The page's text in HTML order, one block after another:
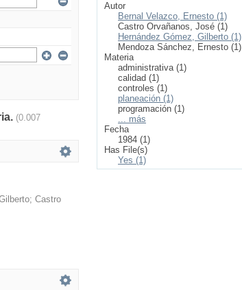
(0.007
; Castro
Autor
Bernal Velazco, Ernesto (1)
Castro Orvañanos, José (1)
Hernández Gómez, Gilberto (1)
Mendoza Sánchez, Ernesto (1)
Materia
administrativa (1)
calidad (1)
controles (1)
planeación (1)
programación (1)
... más
Fecha
1984 (1)
Has File(s)
Yes (1)